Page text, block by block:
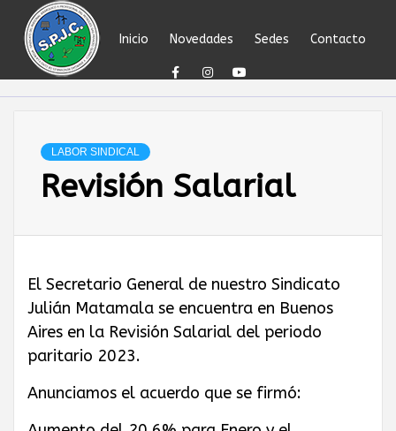
content
Inicio Novedades Sedes Contacto
SINDICATO DEL
PERSONAL
JERÁRQUICO Y
PROFESIONAL
DEL
PETRÓLEO,
LABOR SINDICAL
Revisión Salarial
El Secretario General de nuestro Sindicato
Julián Matamala se encuentra en Buenos
Aires en la Revisión Salarial del periodo
paritario 2023.
Anunciamos el acuerdo que se firmó: